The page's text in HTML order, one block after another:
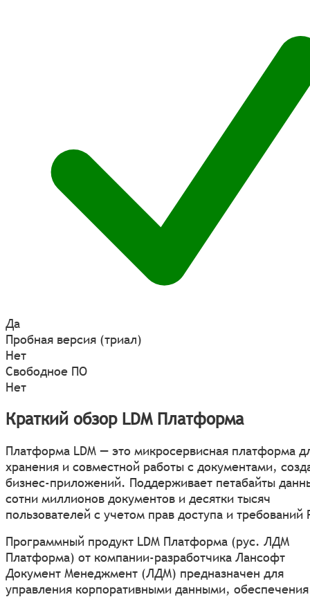
Да
Пробная версия (триал)
Нет
Свободное ПО
Нет
Краткий обзор LDM Платформа
Платформа LDM — это микросервисная платформа
хранения и совместной работы с документами,
бизнес-приложений. Поддерживает петабайты
сотни миллионов документов и десятки тысяч
пользователей с учетом прав доступа и
Программный продукт LDM Платформа (рус. ЛДМ
Платформа) от компании-разработчика Лансофт
Документ Менеджмент (ЛДМ) предназначен для
управления корпоративными данными, обеспечения